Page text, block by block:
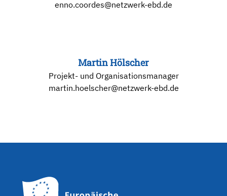
enno.coordes@netzwerk-ebd.de
Martin Hölscher
Projekt- und Organisationsmanager
martin.hoelscher@netzwerk-ebd.de